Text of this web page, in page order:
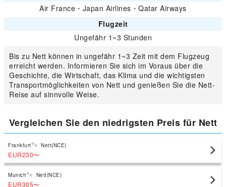
Air France ・ Japan Airlines ・Qatar Airways
Flugzeit
Ungefähr 1~3 Stunden
Bis zu Nett können in ungefähr 1~3 Zeit mit dem Flugzeug
erreicht werden. Informieren Sie sich im Voraus über die
Geschichte, die Wirtschaft, das Klima und die wichtigsten
Transportmöglichkeiten von Nett und genießen Sie die Nett-
Reise auf sinnvolle Weise.
Vergleichen Sie den niedrigsten Preis für Nett
Frankfurt Nett(NCE)
EUR230〜
Munich Nett(NCE)
EUR305〜